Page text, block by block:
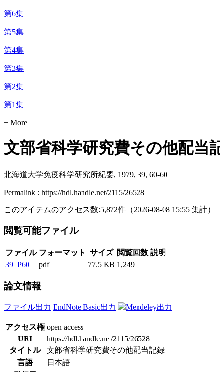
第6集
第5集
第4集
第3集
第2集
第1集
+ More
文部省科学研究費その他配当
北海道大学免疫科学研究所紀要, 1979, 39, 60-60
Permalink : https://hdl.handle.net/2115/26528
このアイテムのアクセス数:5,872件 （2026-08-08 15:55 集計）
閲覧可能ファイル
ファイル フォーマット サイズ 閲覧回数 説明
39_P60
pdf 77.5 KB 1,249
論文情報
ファイル出力 EndNote Basic出力 Mendeley出力
アクセス権 open access
URI
https://hdl.handle.net/2115/26528
タイトル
文部省科学研究費その他配当記録
言語
日本語